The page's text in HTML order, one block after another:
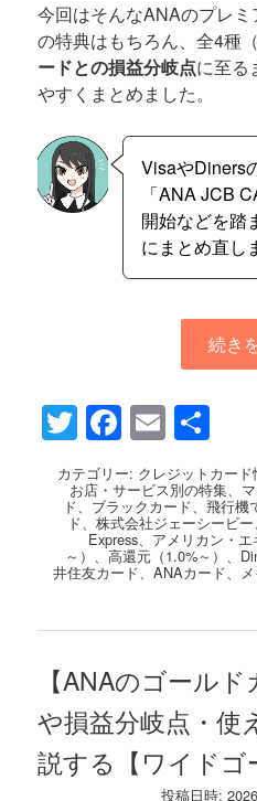
今回はそんなANAのプレ
の特典はもちろん、全4種
ードとの損益分岐点に至る
やすくまとめました。
VisaやDiners
「ANA JCB
開始などを踏
にまとめ直し
続き
Twitter
Facebook
Email
有
カテゴリー: クレジットカード
お店・サービス別の特集、
ド、 ブラックカード、飛行機
ド、株式会社ジェーシービー、
Express、 アメリカン・
～） 、高還元（1.0%～） 、
井住友カード、ANAカード、
【ANAのゴール
や損益分岐点・使
説する【ワイドゴ
投稿日時: